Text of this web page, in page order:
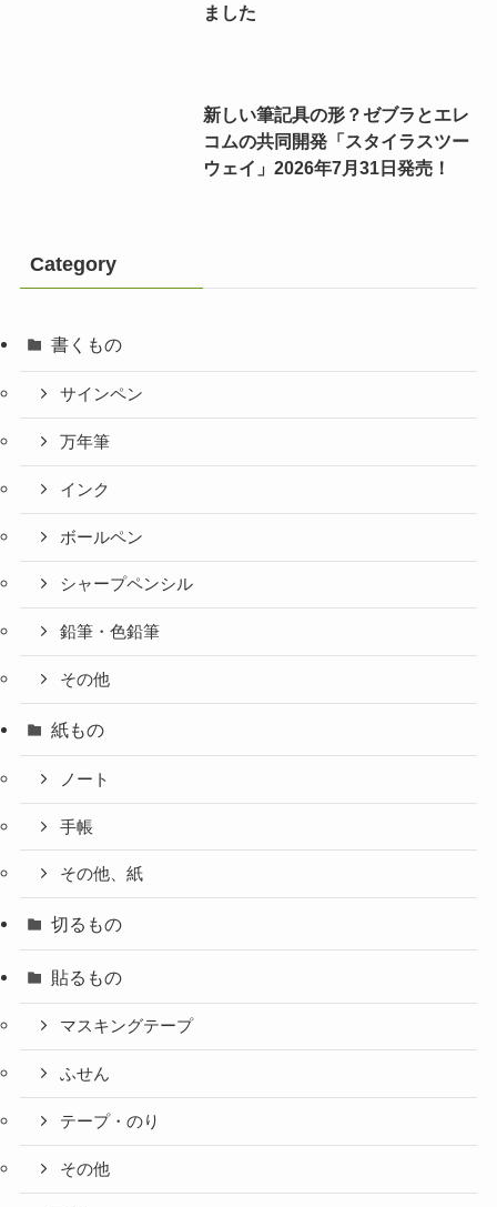
ました
新しい筆記具の形？ゼブラとエレ
コムの共同開発「スタイラスツー
ウェイ」2026年7月31日発売！
Category
書くもの
サインペン
万年筆
インク
ボールペン
シャープペンシル
鉛筆・色鉛筆
その他
紙もの
ノート
手帳
その他、紙
切るもの
貼るもの
マスキングテープ
ふせん
テープ・のり
その他